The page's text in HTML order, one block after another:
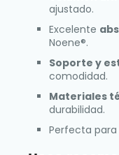
ajustado.
Excelente
Noene®.
Soporte y
comodidad.
Materiales
durabilidad.
Perfecta para